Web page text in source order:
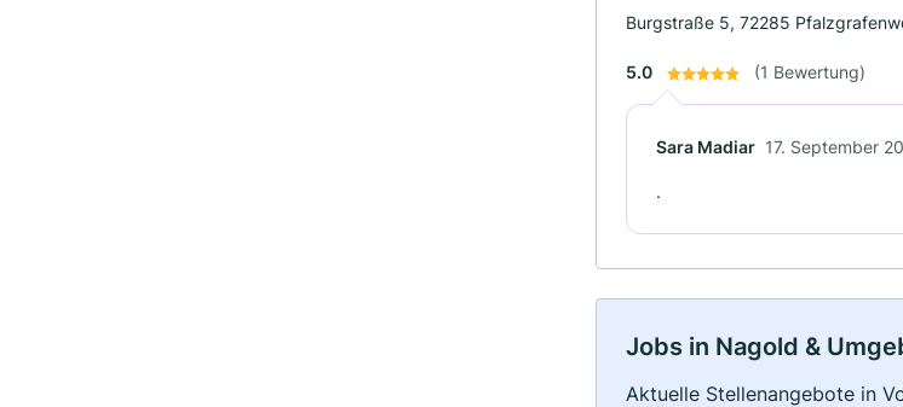
Burgstraße 5, 72285
5.0 (1 Bewertung)
Sara Madiar 17. September
.
Jobs in Nagold &
Aktuelle Stellenangebote in